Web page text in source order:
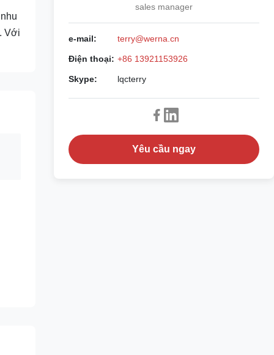
Với
sales manager
e-mail: terry@werna.cn
Điện thoại: +86 13921153926
Skype: lqcterry
Yêu cầu ngay